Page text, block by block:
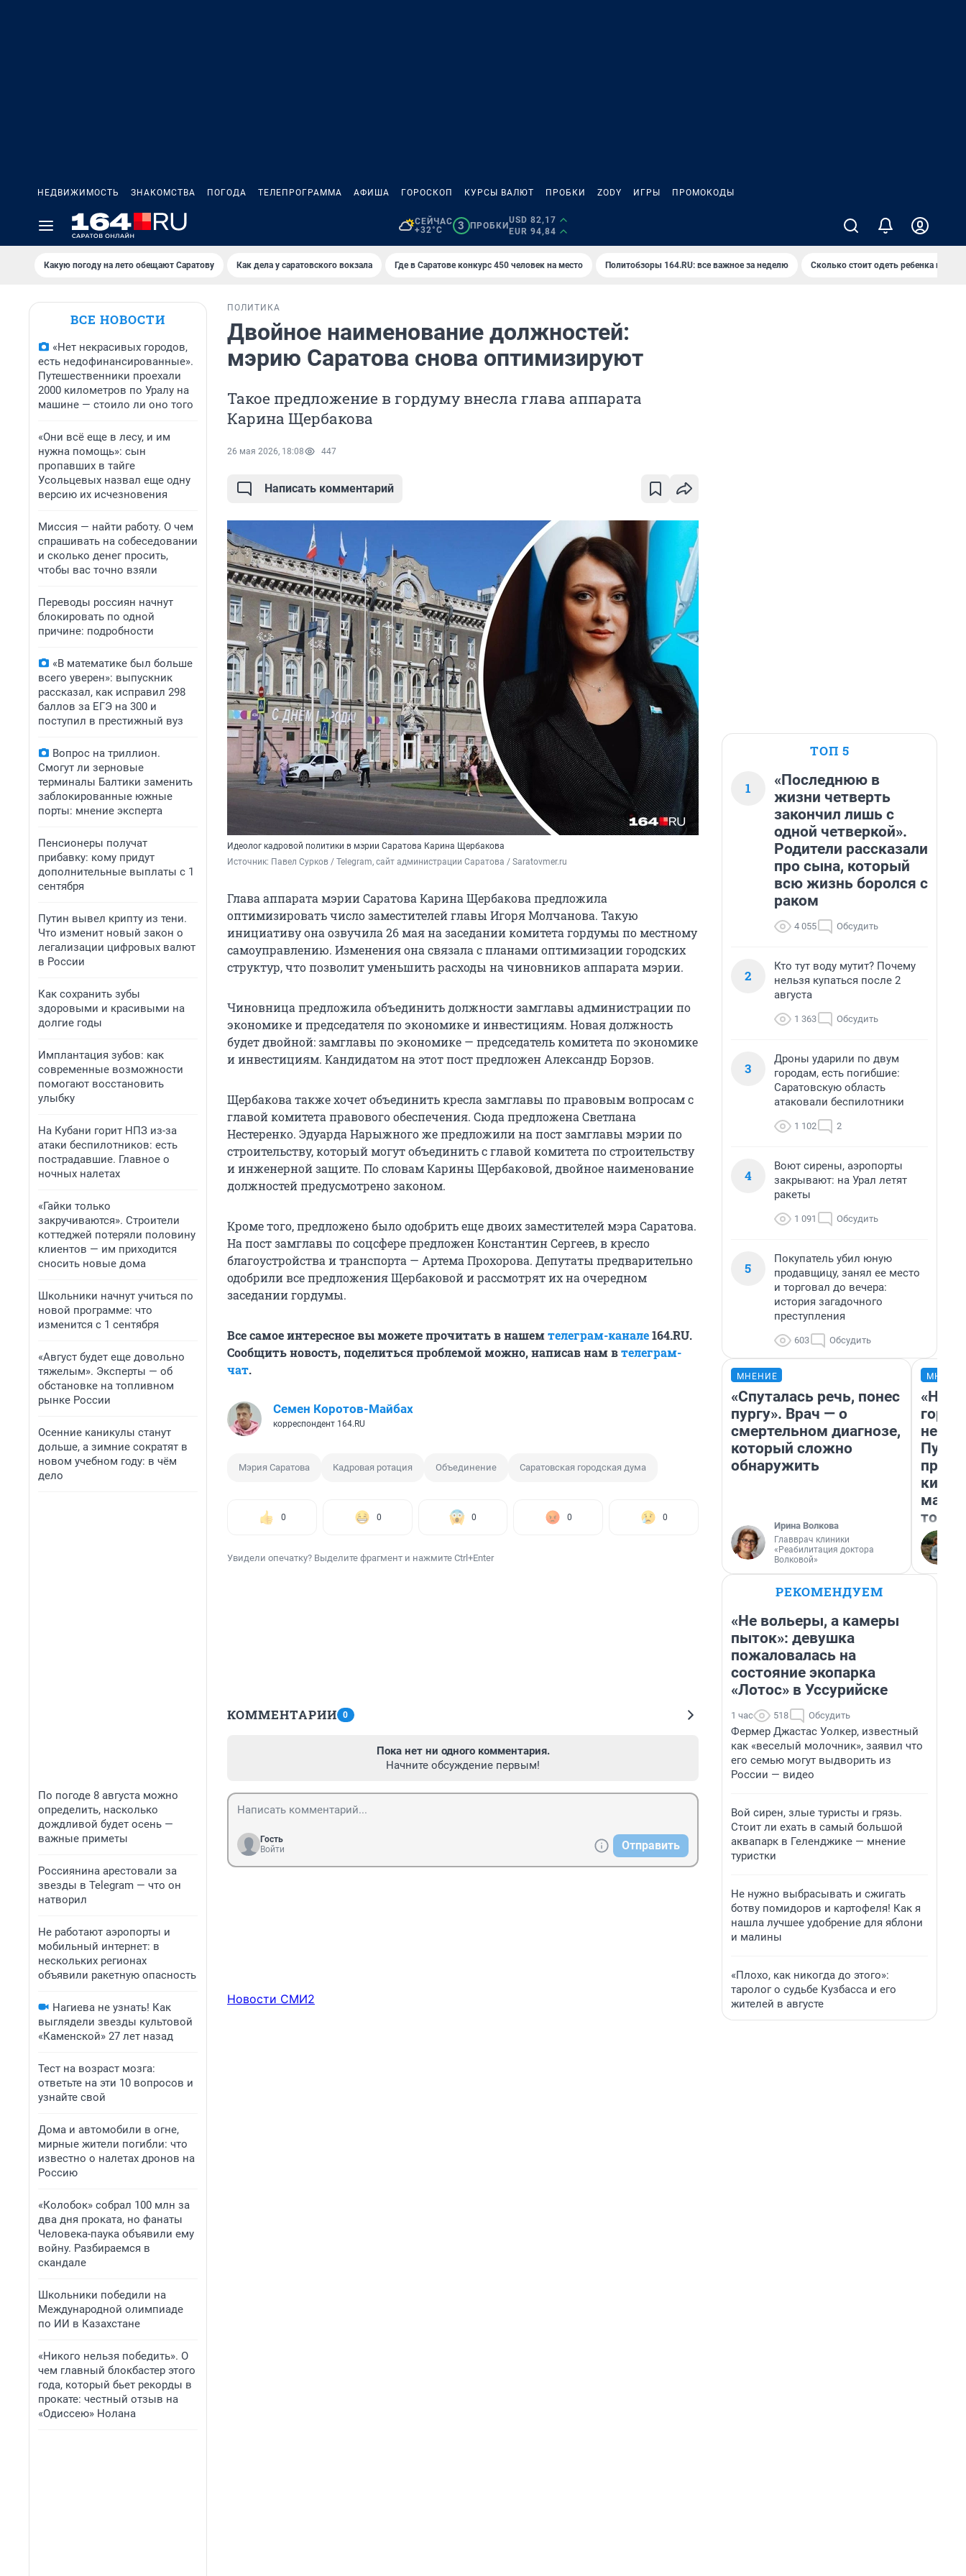
НЕДВИЖИМОСТЬ ЗНАКОМСТВА ПОГОДА ТЕЛЕПРОГРАММА АФИША ГОРОСКОП КУРСЫ ВАЛЮТ ПРОБКИ ZODY ИГРЫ ПРОМОКОДЫ
СЕЙЧАС
+32°C
3 ПРОБКИ
USD 82,17
EUR 94,84
Какую погоду на лето обещают Саратову Как дела у саратовского вокзала Где в Саратове конкурс 450 человек на место Политобзоры 164.RU: все важное за неделю Сколько стоит одеть ребенка на
ВСЕ НОВОСТИ
«Нет некрасивых городов,
есть недофинансированные».
Путешественники проехали
2000 километров по Уралу на
машине — стоило ли оно того
«Они всё еще в лесу, и им
нужна помощь»: сын
пропавших в тайге
Усольцевых назвал еще одну
версию их исчезновения
Миссия — найти работу. О чем
спрашивать на собеседовании
и сколько денег просить,
чтобы вас точно взяли
Переводы россиян начнут
блокировать по одной
причине: подробности
«В математике был больше
всего уверен»: выпускник
рассказал, как исправил 298
баллов за ЕГЭ на 300 и
поступил в престижный вуз
Вопрос на триллион.
Смогут ли зерновые
терминалы Балтики заменить
заблокированные южные
порты: мнение эксперта
Пенсионеры получат
прибавку: кому придут
дополнительные выплаты с 1
сентября
Путин вывел крипту из тени.
Что изменит новый закон о
легализации цифровых валют
в России
Как сохранить зубы
здоровыми и красивыми на
долгие годы
Имплантация зубов: как
современные возможности
помогают восстановить
улыбку
На Кубани горит НПЗ из-за
атаки беспилотников: есть
пострадавшие. Главное о
ночных налетах
«Гайки только
закручиваются». Строители
коттеджей потеряли половину
клиентов — им приходится
сносить новые дома
Школьники начнут учиться по
новой программе: что
изменится с 1 сентября
«Август будет еще довольно
тяжелым». Эксперты — об
обстановке на топливном
рынке России
Осенние каникулы станут
дольше, а зимние сократят в
новом учебном году: в чём
дело
По погоде 8 августа можно
определить, насколько
дождливой будет осень —
важные приметы
Россиянина арестовали за
звезды в Telegram — что он
натворил
Не работают аэропорты и
мобильный интернет: в
нескольких регионах
объявили ракетную опасность
Нагиева не узнать! Как
выглядели звезды культовой
«Каменской» 27 лет назад
Тест на возраст мозга:
ответьте на эти 10 вопросов и
узнайте свой
Дома и автомобили в огне,
мирные жители погибли: что
известно о налетах дронов на
Россию
«Колобок» собрал 100 млн за
два дня проката, но фанаты
Человека-паука объявили ему
войну. Разбираемся в
скандале
Школьники победили на
Международной олимпиаде
по ИИ в Казахстане
«Никого нельзя победить». О
чем главный блокбастер этого
года, который бьет рекорды в
прокате: честный отзыв на
«Одиссею» Нолана
ПОЛИТИКА
Двойное наименование должностей:
мэрию Саратова снова оптимизируют
Такое предложение в гордуму внесла глава аппарата
Карина Щербакова
26 мая 2026, 18:08 447
Написать комментарий
Идеолог кадровой политики в мэрии Саратова Карина Щербакова
Источник: Павел Сурков / Telegram, сайт администрации Саратова / Saratovmer.ru
Глава аппарата мэрии Саратова Карина Щербакова предложила
оптимизировать число заместителей главы Игоря Молчанова. Такую
инициативу она озвучила 26 мая на заседании комитета гордумы по местному
самоуправлению. Изменения она связала с планами оптимизации городских
структур, что позволит уменьшить расходы на чиновников аппарата мэрии.
Чиновница предложила объединить должности замглавы администрации по
экономике и председателя по экономике и инвестициям. Новая должность
будет двойной: замглавы по экономике — председатель комитета по экономике
и инвестициям. Кандидатом на этот пост предложен Александр Борзов.
Щербакова также хочет объединить кресла замглавы по правовым вопросам с
главой комитета правового обеспечения. Сюда предложена Светлана
Нестеренко. Эдуарда Нарыжного же предложили на пост замглавы мэрии по
строительству, который могут объединить с главой комитета по строительству
и инженерной защите. По словам Карины Щербаковой, двойное наименование
должностей предусмотрено законом.
Кроме того, предложено было одобрить еще двоих заместителей мэра Саратова.
На пост замглавы по соцсфере предложен Константин Сергеев, в кресло
благоустройства и транспорта — Артема Прохорова. Депутаты предварительно
одобрили все предложения Щербаковой и рассмотрят их на очередном
заседании гордумы.
Все самое интересное вы можете прочитать в нашемтелеграм-канале164.RU.
Сообщить новость, поделиться проблемой можно, написав нам втелеграм-
чат.
Семен Коротов-Майбах
корреспондент 164.RU
Мэрия Саратова Кадровая ротация Объединение Саратовская городская дума
0 0 0 0 0
Увидели опечатку? Выделите фрагмент и нажмите Ctrl+Enter
КОММЕНТАРИИ 0
Пока нет ни одного комментария.
Начните обсуждение первым!
Гость
Войти
Отправить
Новости СМИ2
ТОП 5
1
«Последнюю в
жизни четверть
закончил лишь с
одной четверкой».
Родители рассказали
про сына, который
всю жизнь боролся с
раком
4 055 Обсудить
2
Кто тут воду мутит? Почему
нельзя купаться после 2
августа
1 363 Обсудить
3
Дроны ударили по двум
городам, есть погибшие:
Саратовскую область
атаковали беспилотники
1 102 2
4
Воют сирены, аэропорты
закрывают: на Урал летят
ракеты
1 091 Обсудить
5
Покупатель убил юную
продавщицу, занял ее место
и торговал до вечера:
история загадочного
преступления
603 Обсудить
МНЕНИЕ
«Спуталась речь, понес
пургу». Врач — о
смертельном диагнозе,
который сложно
обнаружить
Ирина Волкова
Главврач клиники
«Реабилитация доктора
Волковой»
«Нет
того
РЕКОМЕНДУЕМ
«Не вольеры, а камеры
пыток»: девушка
пожаловалась на
состояние экопарка
«Лотос» в Уссурийске
1 час 518 Обсудить
Фермер Джастас Уолкер, известный
как «веселый молочник», заявил что
его семью могут выдворить из
России — видео
Вой сирен, злые туристы и грязь.
Стоит ли ехать в самый большой
аквапарк в Геленджике — мнение
туристки
Не нужно выбрасывать и сжигать
ботву помидоров и картофеля! Как я
нашла лучшее удобрение для яблони
и малины
«Плохо, как никогда до этого»:
таролог о судьбе Кузбасса и его
жителей в августе